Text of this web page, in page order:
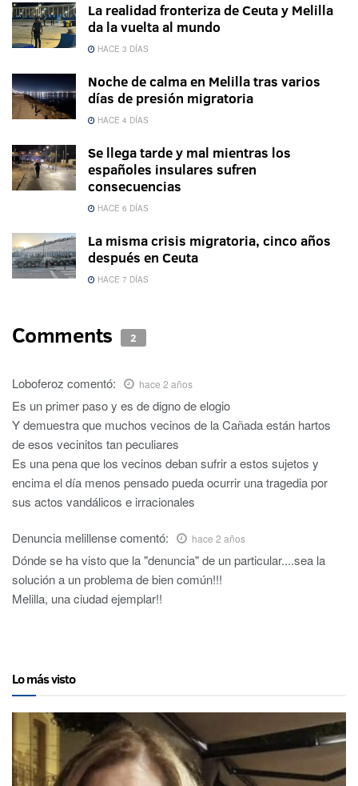
La realidad fronteriza de Ceuta y Melilla
da la vuelta al mundo
HACE 3 DÍAS
Noche de calma en Melilla tras varios
días de presión migratoria
HACE 4 DÍAS
Se llega tarde y mal mientras los
españoles insulares sufren
consecuencias
HACE 6 DÍAS
La misma crisis migratoria, cinco años
después en Ceuta
HACE 7 DÍAS
Comments 2
Loboferoz comentó: hace 2 años
Es un primer paso y es de digno de elogio
Y demuestra que muchos vecinos de la Cañada están hartos
de esos vecinitos tan peculiares
Es una pena que los vecinos deban sufrir a estos sujetos y
encima el día menos pensado pueda ocurrir una tragedia por
sus actos vandálicos e irracionales
Denuncia melillensecomentó: hace 2 años
Dónde se ha visto que la "denuncia" de un particular....sea la
solución a un problema de bien común!!!
Melilla, una ciudad ejemplar!!
Lo más visto